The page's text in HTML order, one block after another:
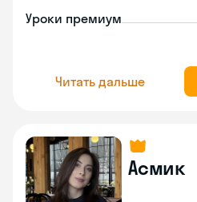
Уроки премиум
Читать дальше
Асмик